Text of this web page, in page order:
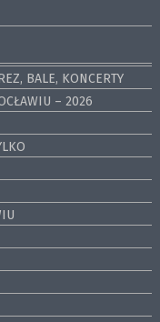
BALE, KONCERTY
– 2026